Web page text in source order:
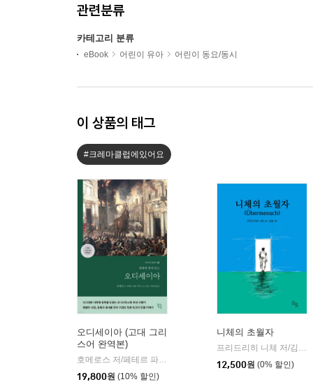
관련분류
카테고리 분류
eBook 어린이 유아 어린이 동요/동시
이 상품의 태그
#크레마클럽에있어요
오디세이아 (고대 그리
스어 완역본)
| 현대지성
19,800원 (10% 할인)
니체의 초월자
12,500원 (0% 할인)